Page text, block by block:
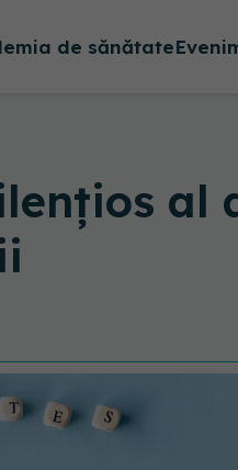
de sănătate
al